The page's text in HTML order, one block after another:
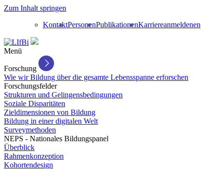
Zum Inhalt springen
KontaktPersonenPublikationenKarriereanmeldenen
Menü
Forschung
Wie wir Bildung über die gesamte Lebensspanne erforschen
Forschungsfelder
Strukturen und Gelingensbedingungen
Soziale Disparitäten
Zieldimensionen von Bildung
Bildung in einer digitalen Welt
Surveymethoden
NEPS - Nationales Bildungspanel
Überblick
Rahmenkonzeption
Kohortendesign